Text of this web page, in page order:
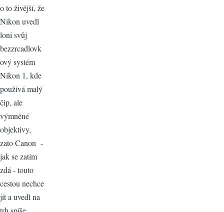
o to živější, že
Nikon uvedl
loni svůj
bezzrcadlovk
ový systém
Nikon 1, kde
používá malý
čip, ale
výmněné
objektivy,
zato Canon -
jak se zatím
zdá - touto
cestou nechce
jít a uvedl na